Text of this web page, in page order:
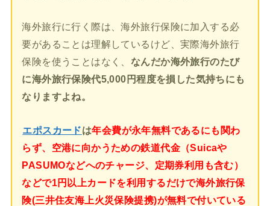
海外旅行に行く際は、海外旅行保険に加入する必
要があることは理解しているけど、実際海外旅行
保険を使うことはなく、 なんだか海外旅行のたび
に海外旅行保険代5,000円程度を損した気持ちにも
なりますよね。
エポスカードは年会費が永年無料であるにも関わ
らず、空港に向かうための鉄道代金（Suicaや
PASUMOなどへのチャージ、定期券利用も含む）
などで1円以上カードを利用するだけで海外旅行保
険(三井住友海上火災保険提携)が無料で付いている